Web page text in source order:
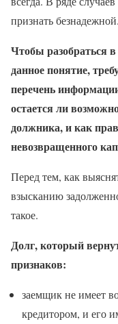
признать безнадежной.
Чтобы разобраться
данное понятие,
перечень
остается ли
должника, и как
невозвращенного
Перед тем, как
взысканию
такое.
Долг, который
признаков:
заемщик не имеет
кредитором, и его